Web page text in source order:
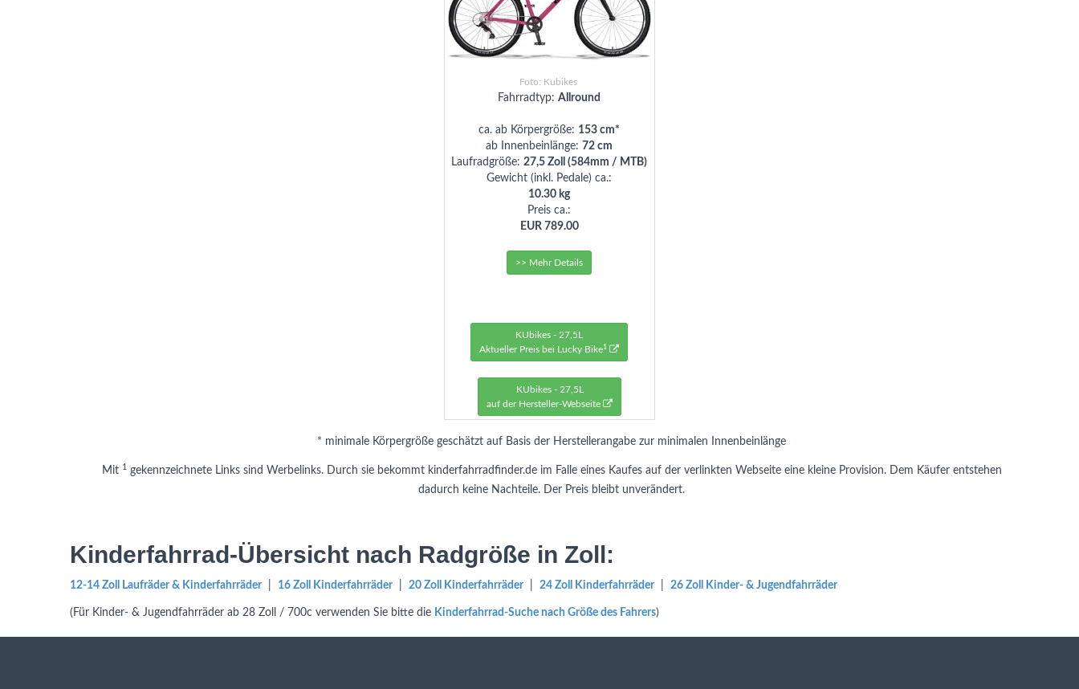
Foto: Kubikes
Fahrradtyp:Allround
ca. ab Körpergröße: 153 cm*
ab Innenbeinlänge: 72 cm
Laufradgröße:27,5 Zoll (584mm / MTB)
Gewicht (inkl. Pedale) ca.:
10.30 kg
Preis ca.:
EUR 789.00
>> Mehr Details
KUbikes - 27,5L
Aktueller Preis bei Lucky Bike1
KUbikes - 27,5L
auf der Hersteller-Webseite
* minimale Körpergröße geschätzt auf Basis der Herstellerangabe zur minimalen Innenbeinlänge
Mit 1 gekennzeichnete Links sind Werbelinks. Durch sie bekommt kinderfahrradfinder.de im Falle eines Kaufes auf der verlinkten Webseite eine kleine Provision. Dem Käufer entstehen
dadurch keine Nachteile. Der Preis bleibt unverändert.
Kinderfahrrad-Übersicht nach Radgröße in Zoll:
12-14 Zoll Laufräder & Kinderfahrräder 16 Zoll Kinderfahrräder 20 Zoll Kinderfahrräder 24 Zoll Kinderfahrräder 26 Zoll Kinder- & Jugendfahrräder
(Für Kinder- & Jugendfahrräder ab 28 Zoll / 700c verwenden Sie bitte die Kinderfahrrad-Suche nach Größe des Fahrers)